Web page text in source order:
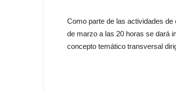
Como parte de las actividades
de marzo a las 20 horas se dará
concepto temático transversal